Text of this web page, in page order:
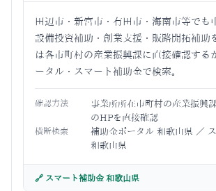
田辺市・新宮市・有田市・海南市等でも
設備投資補助・創業支援・販路開拓補助
は各市町村の産業振興課に直接確認する
ータル・スマート補助金で検索。
確認方法
事業所所在市町村の産業振興
のHPを直接確認
横断検索 補助金ポータル 和歌山県 ／
和歌山県
🔗 スマート補助金 和歌山県